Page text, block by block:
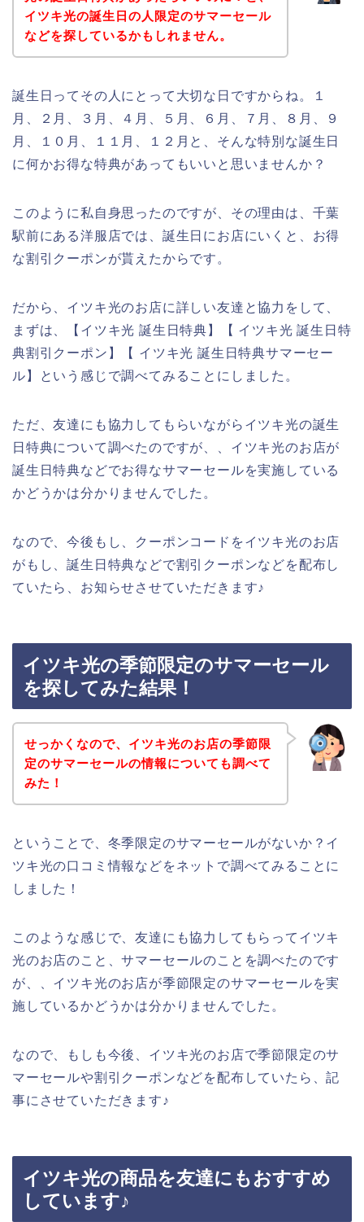
イツキ光の誕生日の人限定のサマーセール
などを探しているかもしれません。
誕生日ってその人にとって大切な日ですからね。１
月、２月、３月、４月、５月、６月、７月、８月、９
月、１０月、１１月、１２月と、そんな特別な誕生日
に何かお得な特典があってもいいと思いませんか？
このように私自身思ったのですが、その理由は、千葉
駅前にある洋服店では、誕生日にお店にいくと、お得
な割引クーポンが貰えたからです。
だから、イツキ光のお店に詳しい友達と協力をして、
まずは、【イツキ光 誕生日特典】【 イツキ光 誕生日特
典割引クーポン】【 イツキ光 誕生日特典サマーセー
ル】という感じで調べてみることにしました。
ただ、友達にも協力してもらいながらイツキ光の誕生
日特典について調べたのですが、、イツキ光のお店が
誕生日特典などでお得なサマーセールを実施している
かどうかは分かりませんでした。
なので、今後もし、クーポンコードをイツキ光のお店
がもし、誕生日特典などで割引クーポンなどを配布し
ていたら、お知らせさせていただきます♪
イツキ光の季節限定のサマーセール
を探してみた結果！
せっかくなので、イツキ光のお店の季節限
定のサマーセールの情報についても調べて
みた！
ということで、冬季限定のサマーセールがないか？イ
ツキ光の口コミ情報などをネットで調べてみることに
しました！
このような感じで、友達にも協力してもらってイツキ
光のお店のこと、サマーセールのことを調べたのです
が、、イツキ光のお店が季節限定のサマーセールを実
施しているかどうかは分かりませんでした。
なので、もしも今後、イツキ光のお店で季節限定のサ
マーセールや割引クーポンなどを配布していたら、記
事にさせていただきます♪
イツキ光の商品を友達にもおすすめ
しています♪